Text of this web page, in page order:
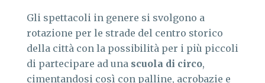
Gli spettacoli in genere si svolgono a
rotazione per le strade del centro storico
della città con la possibilità per i più piccoli
di partecipare ad una scuola di circo,
cimentandosi così con palline, acrobazie e